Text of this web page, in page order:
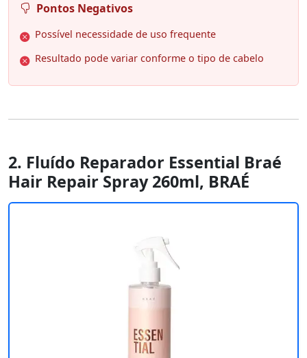
Pontos Negativos
Possível necessidade de uso frequente
Resultado pode variar conforme o tipo de cabelo
2. Fluído Reparador Essential Braé
Hair Repair Spray 260ml, BRAÉ